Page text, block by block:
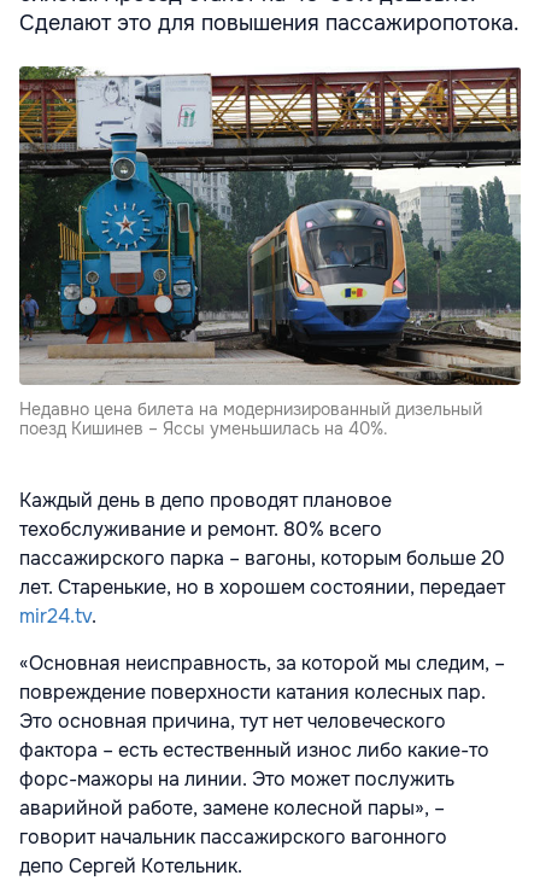
Сделают это для повышения пассажиропотока.
Недавно цена билета на модернизированный дизельный
поезд Кишинев – Яссы уменьшилась на 40%.
Каждый день в депо проводят плановое
техобслуживание и ремонт. 80% всего
пассажирского парка – вагоны, которым больше 20
лет. Старенькие, но в хорошем состоянии, передает
mir24.tv.
«Основная неисправность, за которой мы следим, –
повреждение поверхности катания колесных пар.
Это основная причина, тут нет человеческого
фактора – есть естественный износ либо какие-то
форс-мажоры на линии. Это может послужить
аварийной работе, замене колесной пары», –
говорит начальник пассажирского вагонного
депо Сергей Котельник.